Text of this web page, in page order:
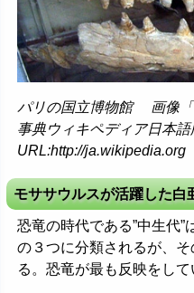
パリの国立博物館 画像「
事典ウィキペディア日本語
URL:http://ja.wikipedia.org
モササウルスが活躍した白
恐竜の時代である”中生代
の３つに分類されるが、
る。恐竜が最も反映をして